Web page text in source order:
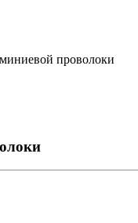
проволоки